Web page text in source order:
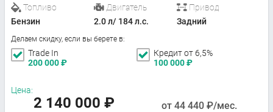
Топливо
Бензин
Двигатель
2.0 л/ 184 л.с.
Привод
Задний
Делаем скидку, если вы берете в:
Trade In
200 000₽
Кредит от 6,5%
100 000₽
Цена:
2 140 000 ₽ от 44 440 ₽/мес.